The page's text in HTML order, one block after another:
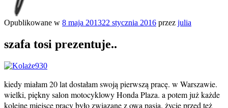
Opublikowane w 8 maja 201322 stycznia 2016 przez julia
szafa tosi prezentuje..
kiedy miałam 20 lat dostałam swoją pierwszą pracę. w Warszawie.
wielki, piękny salon motocyklowy Honda Plaza. a potem już każde
kolejne miejsce pracy było związane z ową pasją. życie przed też